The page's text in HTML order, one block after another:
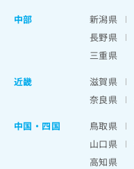
中部
新潟県
長野県
三重県
近畿
滋賀県
奈良県
中国・四国
鳥取県
山口県
高知県